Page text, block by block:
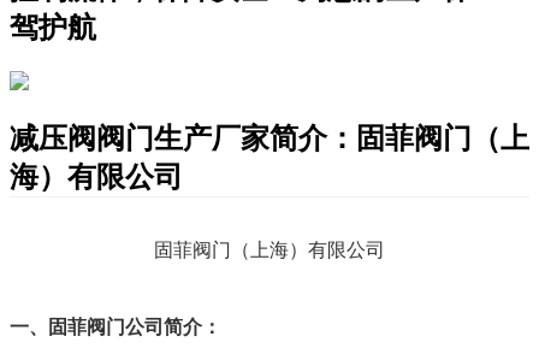
驾护航
减压阀阀门生产厂家简介：固菲阀门（上
海）有限公司
固菲阀门（上海）有限公司
一、固菲阀门公司简介：